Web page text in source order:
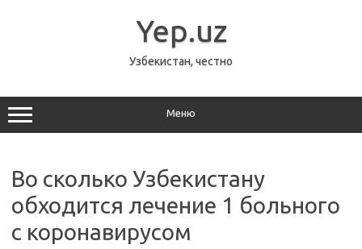
Yep.uz
Узбекистан, честно
Меню
Во сколько Узбекистану
обходится лечение 1 больного
с коронавирусом